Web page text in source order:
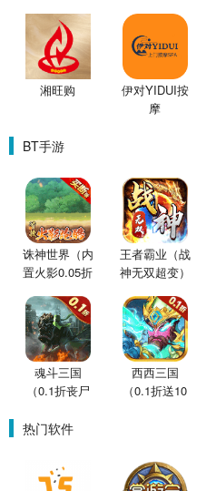
湘旺购
伊对YIDUI按
摩
BT手游
诛神世界（内
置火影0.05折
王者霸业（战
神无双超变）
魂斗三国
（0.1折丧尸
西西三国
（0.1折送10
热门软件